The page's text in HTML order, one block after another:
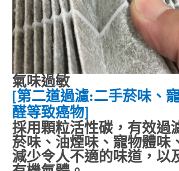
氣味過敏
第二道過濾:二手菸味、
醛等致癌物
採用顆粒活性碳，有效過
菸味、油煙味、寵物體味
減少令人不適的味道，以